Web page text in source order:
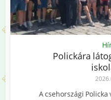
Polickára
A csehországi